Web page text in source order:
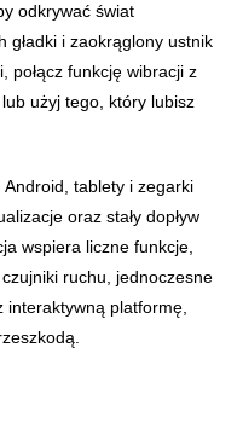
odkrywać świat
gładki i zaokrąglony ustnik
połącz funkcję wibracji z
użyj tego, który lubisz
tablety i zegarki
oraz stały dopływ
wspiera liczne funkcje,
ruchu, jednoczesne
platformę,